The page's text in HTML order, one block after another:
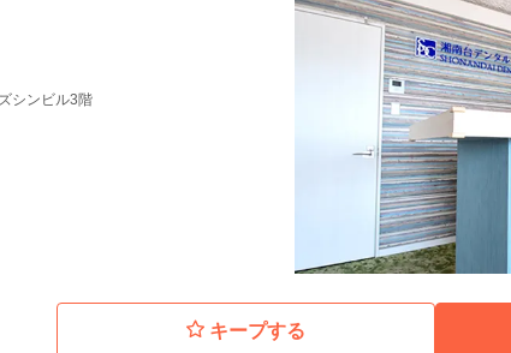
シンビル3階
キープする